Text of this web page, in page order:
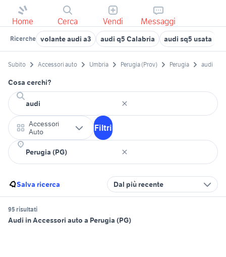
Home Cerca Vendi Messaggi
Ricerche volante audi a3 audi q5 Calabria audi sq5 usata
Subito Accessori auto Umbria Perugia (Prov) Perugia audi
Cosa cerchi?
Accessori
Auto
Filtri
Salva ricerca Dal più recente
95 risultati
Audi in Accessori auto a Perugia (PG)